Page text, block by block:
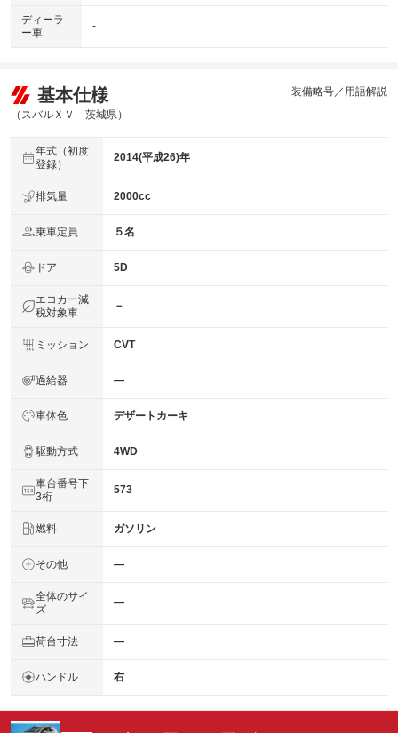
ディーラ
ー車
-
基本仕様
（スバルＸＶ 茨城県）
装備略号／用語解説
年式（初度
登録）
2014(平成26)年
排気量 2000cc
乗車定員 ５名
ドア 5D
エコカー減
税対象車
－
ミッション CVT
過給器 ―
車体色 デザートカーキ
駆動方式 4WD
車台番号下
3桁
573
燃料 ガソリン
その他 ―
全体のサイ
ズ
―
荷台寸法 ―
ハンドル 右